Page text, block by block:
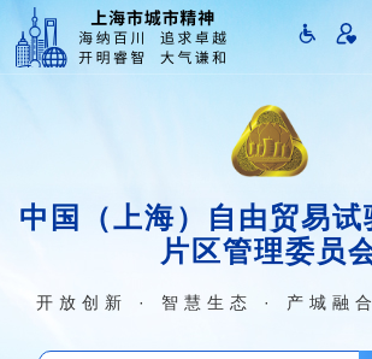
中国（上海）自由贸易试
片区管理委员
开放创新 · 智慧生态 · 产城融